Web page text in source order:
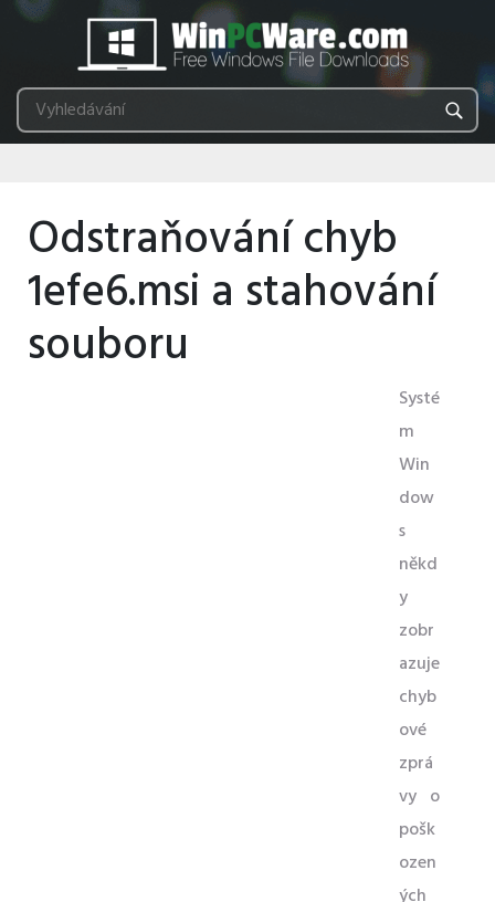
Odstraňování chyb
1efe6.msi a stahování
souboru
Systé
m
Win
dow
s
někd
y
zobr
azuje
chyb
ové
zprá
vy o
pošk
ozen